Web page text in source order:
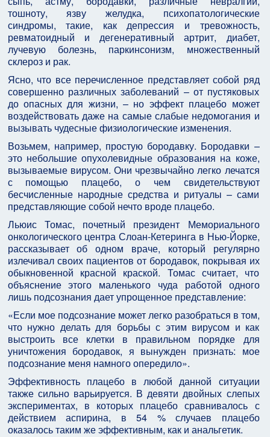
тошноту, язву желудка, психопатологические
синдромы, такие, как депрессия и тревожность,
ревматоидный и дегенеративный артрит, диабет,
лучевую болезнь, паркинсонизм, множественный
склероз и рак.
Ясно, что все перечисленное представляет собой ряд
совершенно различных заболеваний – от пустяковых
до опасных для жизни, – но эффект плацебо может
воздействовать даже на самые слабые недомогания и
вызывать чудесные физиологические изменения.
Возьмем, например, простую бородавку. Бородавки –
это небольшие опухолевидные образования на коже,
вызываемые вирусом. Они чрезвычайно легко лечатся
с помощью плацебо, о чем свидетельствуют
бесчисленные народные средства и ритуалы – сами
представляющие собой нечто вроде плацебо.
Льюис Томас, почетный президент Мемориального
онкологического центра Слоан-Кетеринга в Нью-Йорке,
рассказывает об одном враче, который регулярно
излечивал своих пациентов от бородавок, покрывая их
обыкновенной красной краской. Томас считает, что
объяснение этого маленького чуда работой одного
лишь подсознания дает упрощенное представление:
«Если мое подсознание может легко разобраться в том,
что нужно делать для борьбы с этим вирусом и как
выстроить все клетки в правильном порядке для
уничтожения бородавок, я вынужден признать: мое
подсознание меня намного опередило».
Эффективность плацебо в любой данной ситуации
также сильно варьируется. В девяти двойных слепых
экспериментах, в которых плацебо сравнивалось с
действием аспирина, в 54 % случаев плацебо
оказалось таким же эффективным, как и анальгетик.